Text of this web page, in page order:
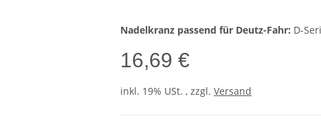
Nadelkranz passend für Deutz-Fahr: D-
16,69 €
inkl. 19% USt. , zzgl. Versand